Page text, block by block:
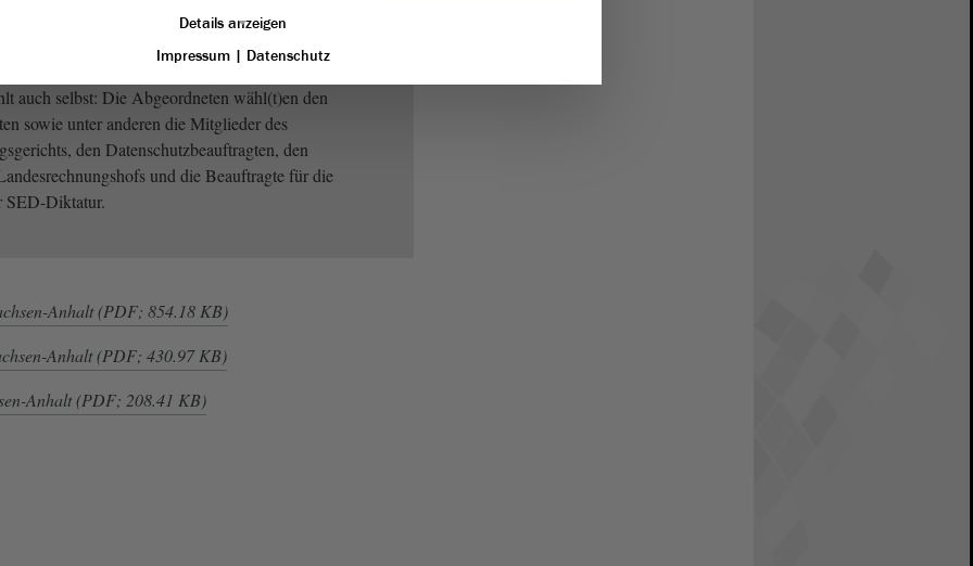
durch einen Einspruch ein Wahlprüfungsverfahren
auch selbst: Die Abgeordneten wähl(t)en den
sowie unter anderen die Mitglieder des
den Datenschutzbeauftragten, den
und die Beauftragte für die
SED-Diktatur.
Anhalt (PDF; 854.18 KB)
Anhalt (PDF; 430.97 KB)
Anhalt (PDF; 208.41 KB)
Details anzeigen
Impressum | Datenschutz